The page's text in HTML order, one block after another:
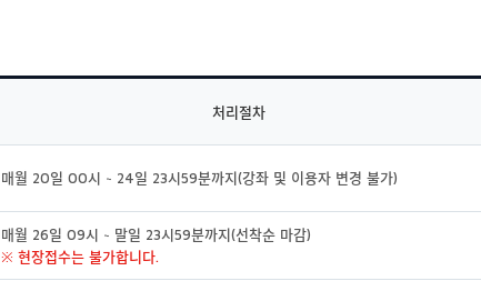
처리절차
매월 20일 00시 ~ 24일 23시59분까지(강좌 및 이용자 변경 불가)
매월 26일 09시 ~ 말일 23시59분까지(선착순 마감)
※ 현장접수는 불가합니다.